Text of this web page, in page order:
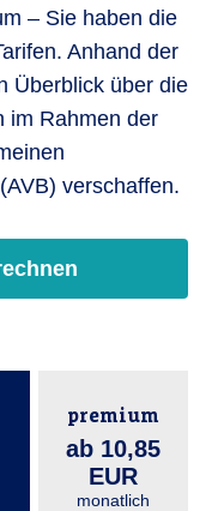
– Sie haben die
Anhand der
Überblick über die
im Rahmen der
verschaffen.
premium
ab 10,85
EUR
monatlich